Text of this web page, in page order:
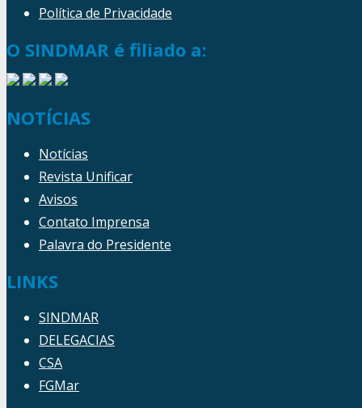
Política de Privacidade
O SINDMAR é filiado a:
NOTÍCIAS
Notícias
Revista Unificar
Avisos
Contato Imprensa
Palavra do Presidente
LINKS
SINDMAR
DELEGACIAS
CSA
FGMar